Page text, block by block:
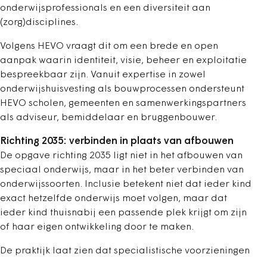
onderwijsprofessionals en een diversiteit aan
(zorg)disciplines.
Volgens HEVO vraagt dit om een brede en open
aanpak waarin identiteit, visie, beheer en exploitatie
bespreekbaar zijn. Vanuit expertise in zowel
onderwijshuisvesting als bouwprocessen ondersteunt
HEVO scholen, gemeenten en samenwerkingspartners
als adviseur, bemiddelaar en bruggenbouwer.
Richting 2035: verbinden in plaats van afbouwen
De opgave richting 2035 ligt niet in het afbouwen van
speciaal onderwijs, maar in het beter verbinden van
onderwijssoorten. Inclusie betekent niet dat ieder kind
exact hetzelfde onderwijs moet volgen, maar dat
ieder kind thuisnabij een passende plek krijgt om zijn
of haar eigen ontwikkeling door te maken.
De praktijk laat zien dat specialistische voorzieningen